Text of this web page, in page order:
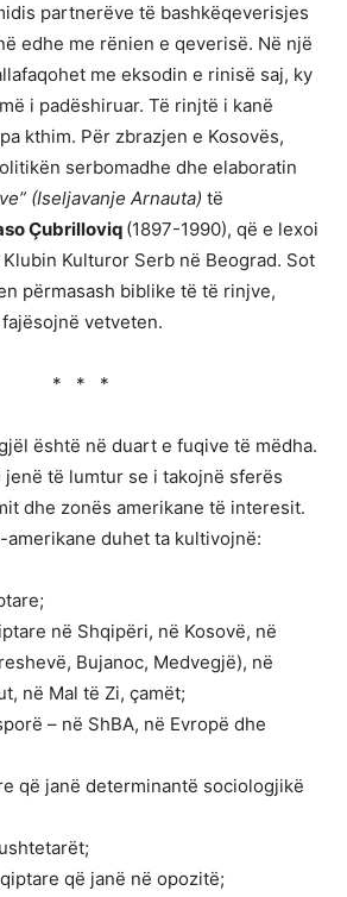
partnerëve të bashkëqeverisjes
edhe me rënien e qeverisë. Në një
me eksodin e rinisë saj, ky
i padëshiruar. Të rinjtë i kanë
kthim. Për zbrazjen e Kosovës,
serbomadhe dhe elaboratin
(Iseljavanje Arnauta) të
Çubrilloviq (1897-1990), që e lexoi
Kulturor Serb në Beograd. Sot
përmasash biblike të të rinjve,
vetveten.
* * *
është në duart e fuqive të mëdha.
të lumtur se i takojnë sferës
dhe zonës amerikane të interesit.
duhet ta kultivojnë:
në Shqipëri, në Kosovë, në
Bujanoc, Medvegjë), në
në Mal të Zi, çamët;
– në ShBA, në Evropë dhe
që janë determinantë sociologjikë
që janë në opozitë;